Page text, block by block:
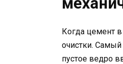
Когда цемент
очистки. Самый
пустое ведро